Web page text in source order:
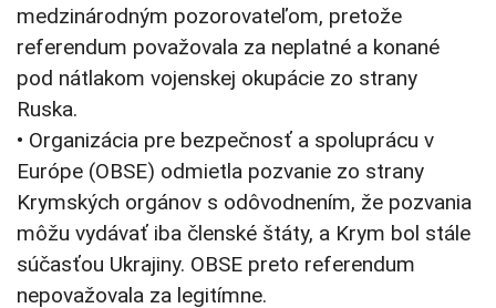
medzinárodným pozorovateľom, pretože
referendum považovala za neplatné a konané
pod nátlakom vojenskej okupácie zo strany
Ruska.
• Organizácia pre bezpečnosť a spoluprácu v
Európe (OBSE) odmietla pozvanie zo strany
Krymských orgánov s odôvodnením, že pozvania
môžu vydávať iba členské štáty, a Krym bol stále
súčasťou Ukrajiny. OBSE preto referendum
nepovažovala za legitímne.